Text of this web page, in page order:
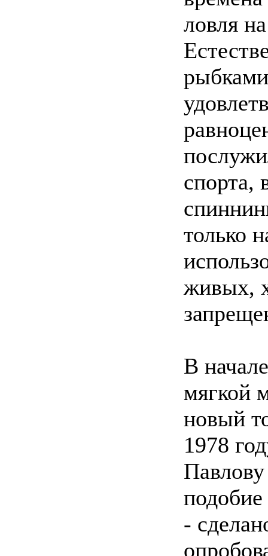
ловля
спорта,
только
живых,
В
мягкой
новый
1978
подобие
-